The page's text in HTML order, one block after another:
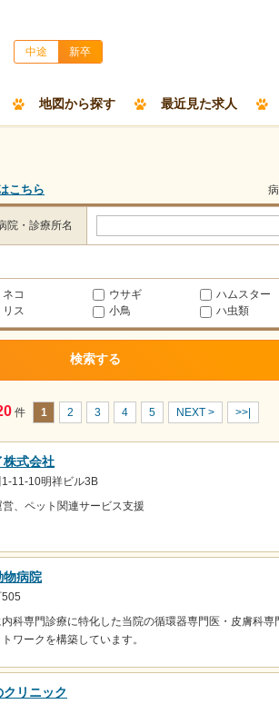
中途 新卒
地図から探す 最近見た求人
こちら
院・診療所名
ネコ ウサギ ハムスター
リス 小鳥 ハ虫類
件 1 2 3 4 5 NEXT > >>|
株式会社
11-10明祥ビル3B
、ペット関連サービス支援
物病院
科専門診療に特化した当院の循環器専門医・皮膚科
ワークを構築しています。
リニック